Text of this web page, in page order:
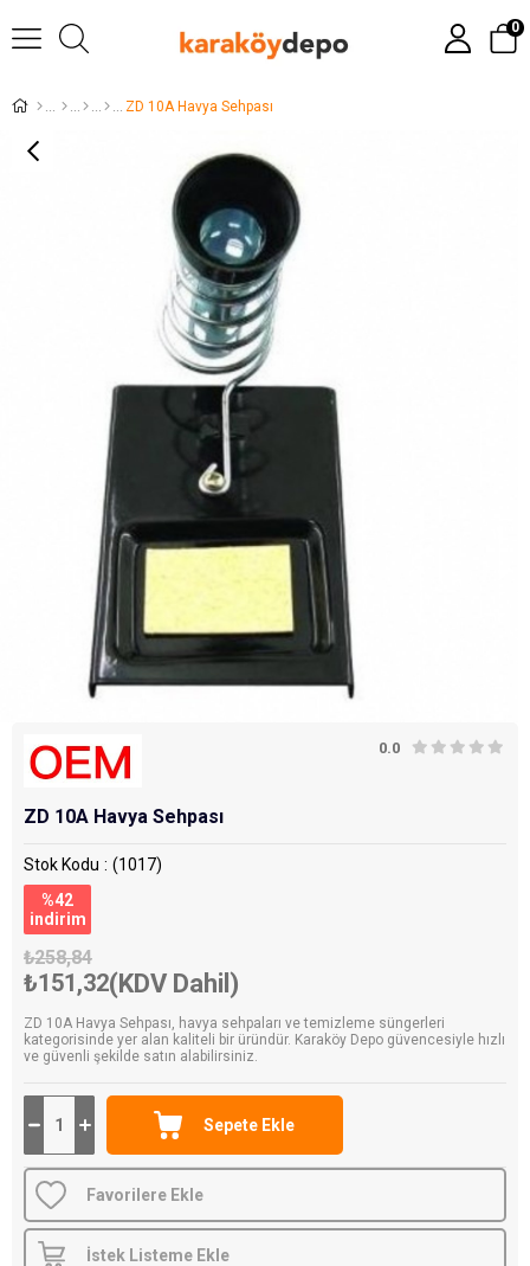
0
ZD 10A Havya Sehpası
0.0
ZD 10A Havya Sehpası
Stok Kodu
(1017)
%42
i̇ndirim
₺258,84
₺151,32(KDV Dahil)
ZD 10A Havya Sehpası, havya sehpaları ve temizleme süngerleri
kategorisinde yer alan kaliteli bir üründür. Karaköy Depo güvencesiyle hızlı
ve güvenli şekilde satın alabilirsiniz.
Favorilere Ekle
İstek Listeme Ekle